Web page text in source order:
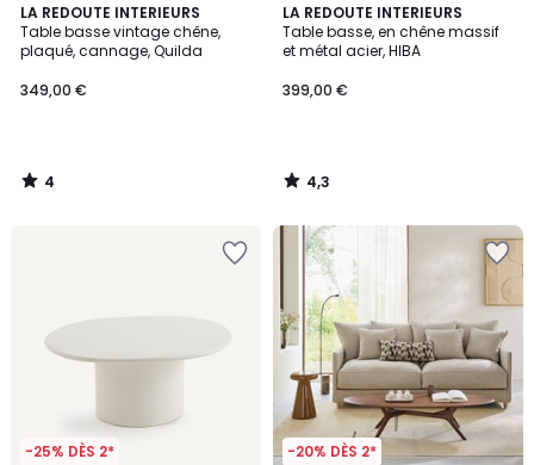
LA REDOUTE INTERIEURS
Table basse vintage chêne,
plaqué, cannage, Quilda
349,00 €
4
/
5
4
/
LA REDOUTE INTERIEURS
Table basse, en chêne massif
et métal acier, HIBA
399,00 €
4,3
/ 5
4,3
/
-25% DÈS 2* -20% DÈS 2*